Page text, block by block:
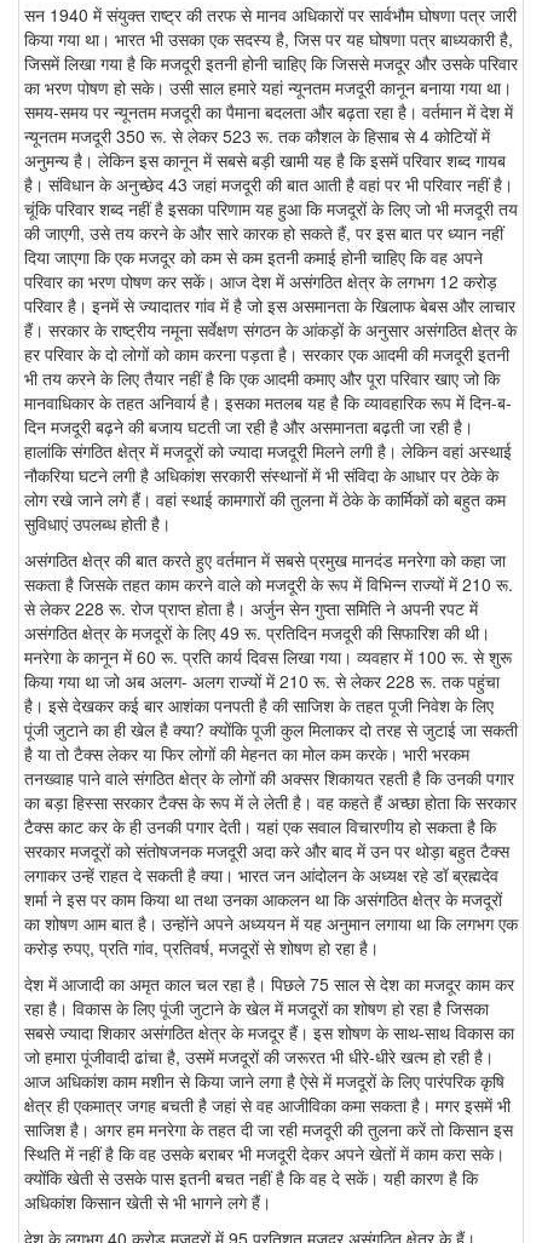
सन 1940 में संयुक्त राष्ट्र की तरफ से मानव अधिकारों पर सार्वभौम घोषणा पत्र जारी
किया गया था। भारत भी उसका एक सदस्य है, जिस पर यह घोषणा पत्र बाध्यकारी है,
जिसमें लिखा गया है कि मजदूरी इतनी होनी चाहिए कि जिससे मजदूर और उसके परिवार
का भरण पोषण हो सके। उसी साल हमारे यहां न्यूनतम मजदूरी कानून बनाया गया था।
समय-समय पर न्यूनतम मजदूरी का पैमाना बदलता और बढ़ता रहा है। वर्तमान में देश में
न्यूनतम मजदूरी 350 रू. से लेकर 523 रू. तक कौशल के हिसाब से 4 कोटियों में
अनुमन्य है। लेकिन इस कानून में सबसे बड़ी खामी यह है कि इसमें परिवार शब्द गायब
है। संविधान के अनुच्छेद 43 जहां मजदूरी की बात आती है वहां पर भी परिवार नहीं है।
चूंकि परिवार शब्द नहीं है इसका परिणाम यह हुआ कि मजदूरों के लिए जो भी मजदूरी तय
की जाएगी, उसे तय करने के और सारे कारक हो सकते हैं, पर इस बात पर ध्यान नहीं
दिया जाएगा कि एक मजदूर को कम से कम इतनी कमाई होनी चाहिए कि वह अपने
परिवार का भरण पोषण कर सकें। आज देश में असंगठित क्षेत्र के लगभग 12 करोड़
परिवार है। इनमें से ज्यादातर गांव में है जो इस असमानता के खिलाफ बेबस और लाचार
हैं। सरकार के राष्ट्रीय नमूना सर्वेक्षण संगठन के आंकड़ों के अनुसार असंगठित क्षेत्र के
हर परिवार के दो लोगों को काम करना पड़ता है। सरकार एक आदमी की मजदूरी इतनी
भी तय करने के लिए तैयार नहीं है कि एक आदमी कमाए और पूरा परिवार खाए जो कि
मानवाधिकार के तहत अनिवार्य है। इसका मतलब यह है कि व्यावहारिक रूप में दिन-ब-
दिन मजदूरी बढ़ने की बजाय घटती जा रही है और असमानता बढ़ती जा रही है।
हालांकि संगठित क्षेत्र में मजदूरों को ज्यादा मजदूरी मिलने लगी है। लेकिन वहां अस्थाई
नौकरिया घटने लगी है अधिकांश सरकारी संस्थानों में भी संविदा के आधार पर ठेके के
लोग रखे जाने लगे हैं। वहां स्थाई कामगारों की तुलना में ठेके के कार्मिकों को बहुत कम
सुविधाएं उपलब्ध होती है।
असंगठित क्षेत्र की बात करते हुए वर्तमान में सबसे प्रमुख मानदंड मनरेगा को कहा जा
सकता है जिसके तहत काम करने वाले को मजदूरी के रूप में विभिन्न राज्यों में 210 रू.
से लेकर 228 रू. रोज प्राप्त होता है। अर्जुन सेन गुप्ता समिति ने अपनी रपट में
असंगठित क्षेत्र के मजदूरों के लिए 49 रू. प्रतिदिन मजदूरी की सिफारिश की थी।
मनरेगा के कानून में 60 रू. प्रति कार्य दिवस लिखा गया। व्यवहार में 100 रू. से शुरू
किया गया था जो अब अलग- अलग राज्यों में 210 रू. से लेकर 228 रू. तक पहुंचा
है। इसे देखकर कई बार आशंका पनपती है की साजिश के तहत पूजी निवेश के लिए
पूंजी जुटाने का ही खेल है क्या? क्योंकि पूजी कुल मिलाकर दो तरह से जुटाई जा सकती
है या तो टैक्स लेकर या फिर लोगों की मेहनत का मोल कम करके। भारी भरकम
तनख्वाह पाने वाले संगठित क्षेत्र के लोगों की अक्सर शिकायत रहती है कि उनकी पगार
का बड़ा हिस्सा सरकार टैक्स के रूप में ले लेती है। वह कहते हैं अच्छा होता कि सरकार
टैक्स काट कर के ही उनकी पगार देती। यहां एक सवाल विचारणीय हो सकता है कि
सरकार मजदूरों को संतोषजनक मजदूरी अदा करे और बाद में उन पर थोड़ा बहुत टैक्स
लगाकर उन्हें राहत दे सकती है क्या। भारत जन आंदोलन के अध्यक्ष रहे डॉ ब्रह्मदेव
शर्मा ने इस पर काम किया था तथा उनका आकलन था कि असंगठित क्षेत्र के मजदूरों
का शोषण आम बात है। उन्होंने अपने अध्ययन में यह अनुमान लगाया था कि लगभग एक
करोड़ रुपए, प्रति गांव, प्रतिवर्ष, मजदूरों से शोषण हो रहा है।
देश में आजादी का अमृत काल चल रहा है। पिछले 75 साल से देश का मजदूर काम कर
रहा है। विकास के लिए पूंजी जुटाने के खेल में मजदूरों का शोषण हो रहा है जिसका
सबसे ज्यादा शिकार असंगठित क्षेत्र के मजदूर हैं। इस शोषण के साथ-साथ विकास का
जो हमारा पूंजीवादी ढांचा है, उसमें मजदूरों की जरूरत भी धीरे-धीरे खत्म हो रही है।
आज अधिकांश काम मशीन से किया जाने लगा है ऐसे में मजदूरों के लिए पारंपरिक कृषि
क्षेत्र ही एकमात्र जगह बचती है जहां से वह आजीविका कमा सकता है। मगर इसमें भी
साजिश है। अगर हम मनरेगा के तहत दी जा रही मजदूरी की तुलना करें तो किसान इस
स्थिति में नहीं है कि वह उसके बराबर भी मजदूरी देकर अपने खेतों में काम करा सके।
क्योंकि खेती से उसके पास इतनी बचत नहीं है कि वह दे सकें। यही कारण है कि
अधिकांश किसान खेती से भी भागने लगे हैं।
देश के लगभग 40 करोड मजदूरों में 95 प्रतिशत मजदूर असंगठित क्षेत्र के हैं।